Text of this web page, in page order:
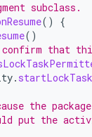
subclass.
()
{
()
that
. startLockTask
the
put the